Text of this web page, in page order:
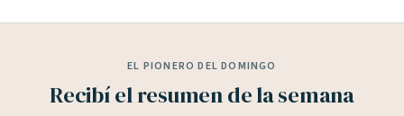
EL PIONERO DEL DOMINGO
Recibí el resumen de la semana